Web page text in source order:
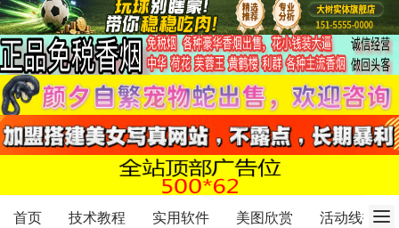
首页 技术教程 实用软件 美图欣赏 活动线报